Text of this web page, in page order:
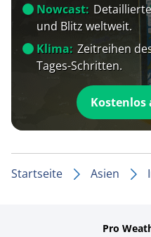
Nowcast:
und Blitz weltweit.
Klima: Zeitreihen
Tages-Schritten.
Kostenlos
Startseite Asien
Pro